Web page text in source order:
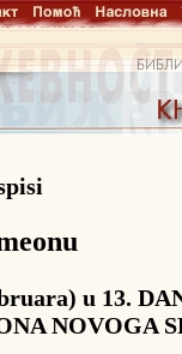
u 13.
NOVOGA